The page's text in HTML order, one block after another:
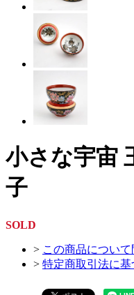
小さな宇宙
子
SOLD
> この商品につい
> 特定商取引法に基